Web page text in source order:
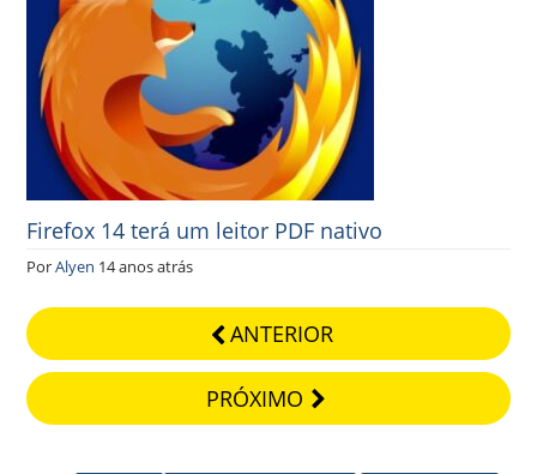
Firefox 14 terá um leitor PDF nativo
PorAlyen 14 anos atrás
ANTERIOR
PRÓXIMO